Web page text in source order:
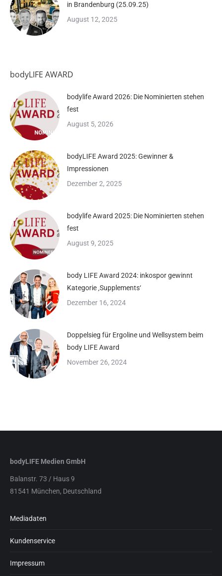
in Brandenburg (25.09.25)
August 12, 2025
bodyLIFE AWARD
bodylife Award 2026: Die Nominierten stehen
fest
August 5, 2026
bodyLIFE Award 2025: Gewinner &
Impressionen
Dezember 2, 2025
bodylife Award 2025: Die Nominierten stehen
fest
August 9, 2025
body LIFE Award 2024: inkospor gewinnt
Kategorie ‚Supplements‘
Dezember 16, 2024
Doppelsieg für Ergoline und Wellsystem beim
body LIFE Award
November 26, 2024
bodyLIFE Medien GmbH
Balanstr. 73 / Haus 9
81541 München, Deutschland
Mediadaten
Kundenservice
Impressum